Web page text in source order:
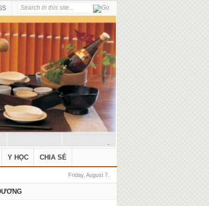
Y HỌC CHIA SẺ
Friday, August 7.